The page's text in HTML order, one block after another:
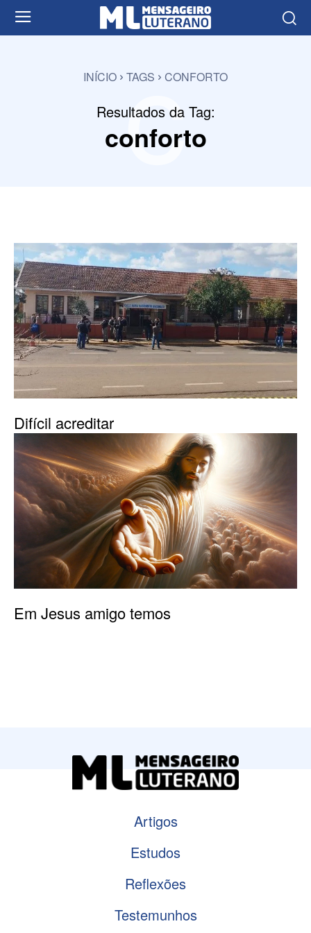
INÍCIO TAGS CONFORTO
Resultados da Tag:
conforto
c
Difícil acreditar
Em Jesus amigo temos
Artigos
Estudos
Reflexões
Testemunhos